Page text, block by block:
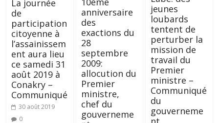
La journée
de
participation
citoyenne à
l’assainissem
ent aura lieu
ce samedi 31
août 2019 à
Conakry –
Communiqué
30 août 2019
0
anniversaire
des
exactions du
28
septembre
2009:
allocution du
Premier
ministre,
chef du
gouverneme
jeunes
loubards
tentent de
perturber la
mission de
travail du
Premier
ministre –
Communiqué
du
gouverneme